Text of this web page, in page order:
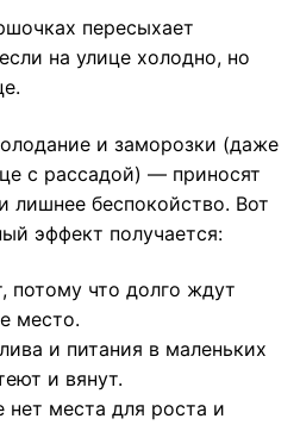
пересыхает
на улице холодно, но
и заморозки (даже
с рассадой) — приносят
лишнее беспокойство. Вот
эффект получается:
потому что долго ждут
место.
и питания в маленьких
и вянут.
места для роста и